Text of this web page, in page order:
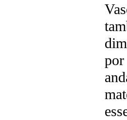
por